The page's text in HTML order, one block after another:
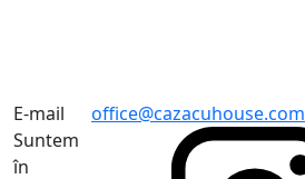
E-mail
office@cazacuhouse.com
Suntem
în